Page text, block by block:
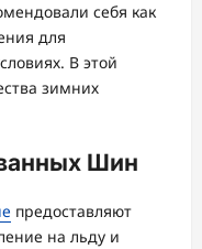
себя как
для
В этой
зимних
Шин
предоставляют
на льду и